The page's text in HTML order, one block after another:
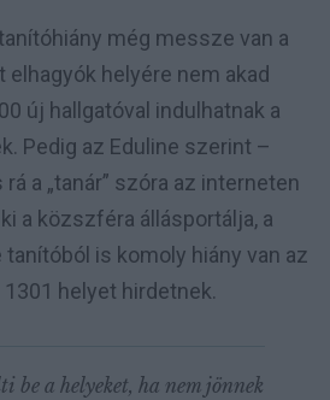
még messze van a
elhagyók helyére nem akad
új hallgatóval indulhatnak a
Pedig az Eduline szerint –
a „tanár” szóra az interneten
a közszféra állásportálja, a
tanítóból is komoly hiány van az
helyet hirdetnek.
be a helyeket, ha nem jönnek